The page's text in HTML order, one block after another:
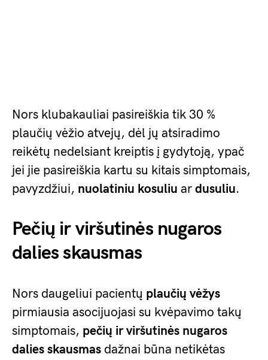
Nors klubakauliai pasireiškia tik 30 %
plaučių vėžio atvejų, dėl jų atsiradimo
reikėtų nedelsiant kreiptis į gydytoją, ypač
jei jie pasireiškia kartu su kitais simptomais,
pavyzdžiui, nuolatiniu kosuliu ar dusuliu.
Pečių ir viršutinės nugaros
dalies skausmas
Nors daugeliui pacientų plaučių vėžys
pirmiausia asocijuojasi su kvėpavimo takų
simptomais, pečių ir viršutinės nugaros
dalies skausmas dažnai būna netikėtas